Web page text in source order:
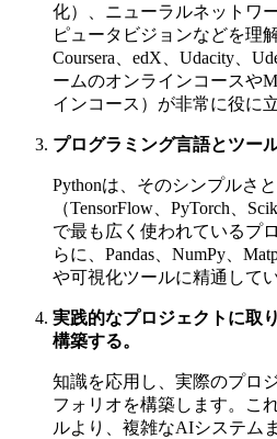
化）、ニューラルネットワ
ピュータビジョンなどを理
Coursera、edX、Udacity、
ームのオンラインコースや
インコース）が非常に役に
プログラミング言語とツー
Pythonは、そのシンプルさ
（TensorFlow、PyTorch、
で最も広く使われているプ
らに、Pandas、NumPy、
や可視化ツールに精通して
実践的なプロジェクトに取
構築する。
知識を応用し、実際のプロ
フォリオを構築します。こ
ルより、複雑なAIシステム